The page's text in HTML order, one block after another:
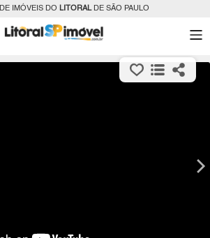
IMÓVEIS DO LITORALDE SÃO PAULO